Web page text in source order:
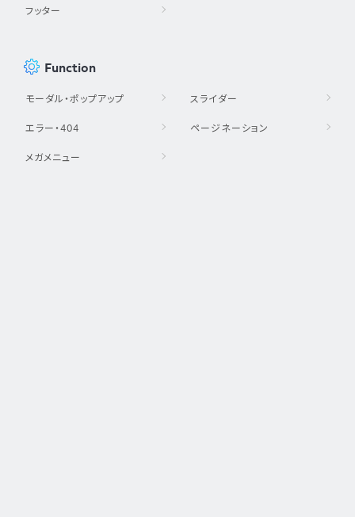
フッター
Function
モーダル・ポップアップ
エラー・404
メガメニュー
スライダー
ページネーション